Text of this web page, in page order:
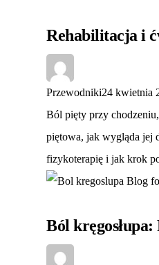
Rehabilitacja i
Przewodniki24 kwietnia
Ból pięty przy
piętowa, jak wygląda jej
fizykoterapię i jak krok
Ból